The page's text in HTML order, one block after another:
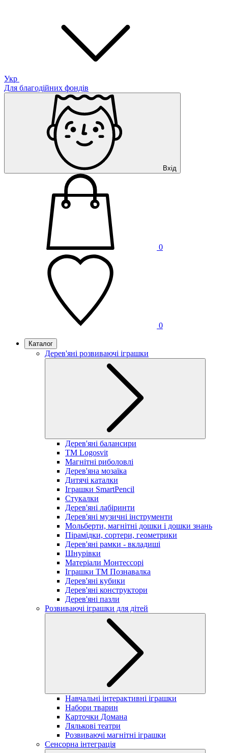
Укр
Для благодійних фондів
Вхід
0
0
Каталог
Дерев'яні розвиваючі іграшки
Дерев'яні балансири
TM Logosvit
Магнітні риболовлі
Дерев'яна мозаїка
Дитячі каталки
Іграшки SmartPencil
Стукалки
Дерев'яні лабіринти
Дерев'яні музичні інструменти
Мольберти, магнітні дошки і дошки знань
Пірамідки, сортери, геометрики
Дерев'яні рамки - вкладиші
Шнурівки
Матеріали Монтессорі
Іграшки ТМ Познавалка
Дерев'яні кубики
Дерев'яні конструктори
Дерев'яні пазли
Розвиваючі іграшки для дітей
Навчальні інтерактивні іграшки
Набори тварин
Карточки Домана
Лялькові театри
Розвиваючі магнітні іграшки
Сенсорна інтеграція